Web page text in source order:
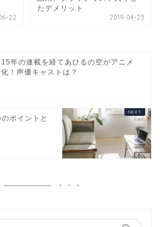
22
たデメリット
2019-04-25
15年の連載を経てあひるの空がアニメ
化！声優キャストは？
ポイントと